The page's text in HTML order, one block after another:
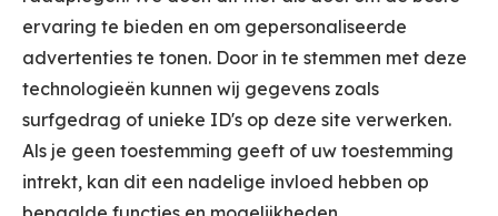
ervaring te bieden en om gepersonaliseerde
advertenties te tonen. Door in te stemmen met deze
technologieën kunnen wij gegevens zoals
surfgedrag of unieke ID's op deze site verwerken.
Als je geen toestemming geeft of uw toestemming
intrekt, kan dit een nadelige invloed hebben op
STUUR ME DE
INSPIRATIEMAILS
of 2 e-mails met tips voor jouw winkel van Kooplust. (Je kan je met 1
schrijven ga je akkoord met ons Privacybeleid.